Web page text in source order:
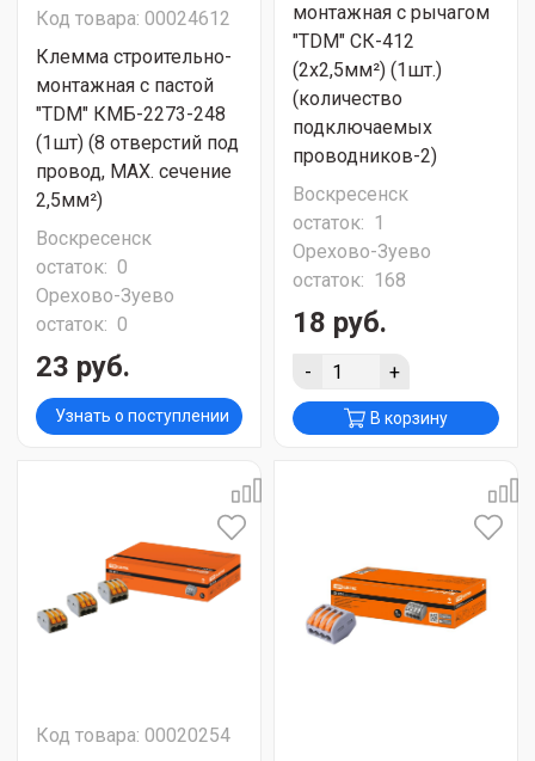
Код товара: 00024612
Клемма строительно-
монтажная с пастой
"TDM" КМБ-2273-248
(1шт) (8 отверстий под
провод, MAX. сечение
2,5мм²)
Воскресенск
остаток: 0
Орехово-Зуево
остаток: 0
23 руб.
Узнать о поступлении
монтажная с рычагом
"TDM" СК-412
(2х2,5мм²) (1шт.)
(количество
подключаемых
проводников-2)
Воскресенск
остаток: 1
Орехово-Зуево
остаток: 168
18 руб.
- +
В корзину
Код товара: 00020254